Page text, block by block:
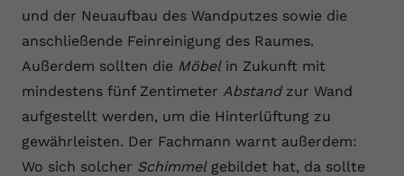
und der Neuaufbau des Wandputzes sowie die
anschließende Feinreinigung des Raumes.
Außerdem sollten die Möbelin Zukunft mit
mindestens fünf Zentimeter Abstandzur Wand
aufgestellt werden, um die Hinterlüftung zu
gewährleisten. Der Fachmann warnt außerdem:
Wo sich solcher Schimmelgebildet hat, da sollte